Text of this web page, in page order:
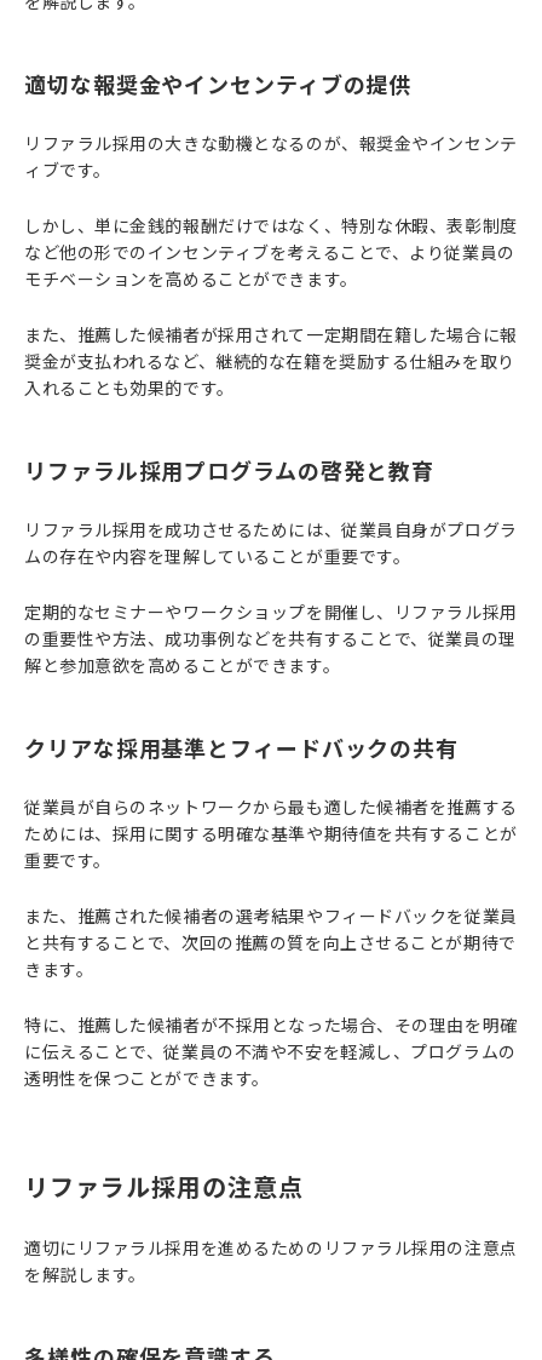
適切な報奨金やインセンティブの提供
リファラル採用の大きな動機となるのが、報奨金やインセンテ
ィブです。
しかし、単に金銭的報酬だけではなく、特別な休暇、表彰制度
など他の形でのインセンティブを考えることで、より従業員の
モチベーションを高めることができます。
また、推薦した候補者が採用されて一定期間在籍した場合に報
奨金が支払われるなど、継続的な在籍を奨励する仕組みを取り
入れることも効果的です。
リファラル採用プログラムの啓発と教育
リファラル採用を成功させるためには、従業員自身がプログラ
ムの存在や内容を理解していることが重要です。
定期的なセミナーやワークショップを開催し、リファラル採用
の重要性や方法、成功事例などを共有することで、従業員の理
解と参加意欲を高めることができます。
クリアな採用基準とフィードバックの共有
従業員が自らのネットワークから最も適した候補者を推薦する
ためには、採用に関する明確な基準や期待値を共有することが
重要です。
また、推薦された候補者の選考結果やフィードバックを従業員
と共有することで、次回の推薦の質を向上させることが期待で
きます。
特に、推薦した候補者が不採用となった場合、その理由を明確
に伝えることで、従業員の不満や不安を軽減し、プログラムの
透明性を保つことができます。
リファラル採用の注意点
適切にリファラル採用を進めるためのリファラル採用の注意点
を解説します。